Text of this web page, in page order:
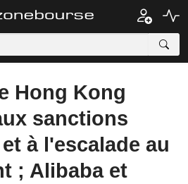
Hong Kong
sanctions
à l'escalade au
; Alibaba et